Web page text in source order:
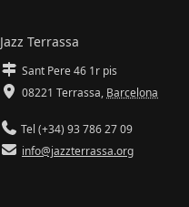
Jazz Terrassa
Sant Pere 46 1r pis
08221 Terrassa, Barcelona
Tel (+34) 93 786 27 09
info@jazzterrassa.org